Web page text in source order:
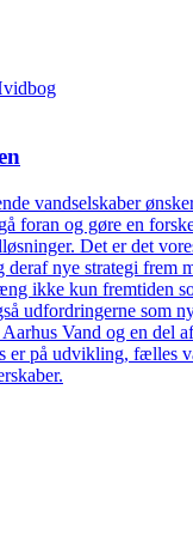
vandselskaber
foran og gøre en
Det er det
deraf nye strategi frem
ikke kun fremtiden
udfordringerne som
Vand og en del
er på udvikling, fælles